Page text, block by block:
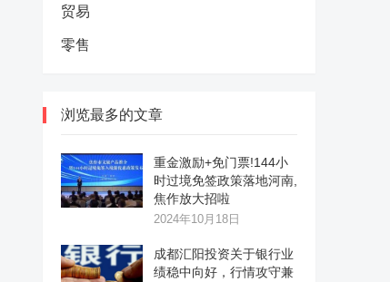
贸易
零售
浏览最多的文章
重金激励+免门票!144小
时过境免签政策落地河南,
焦作放大招啦
2024年10月18日
成都汇阳投资关于银行业
绩稳中向好，行情攻守兼